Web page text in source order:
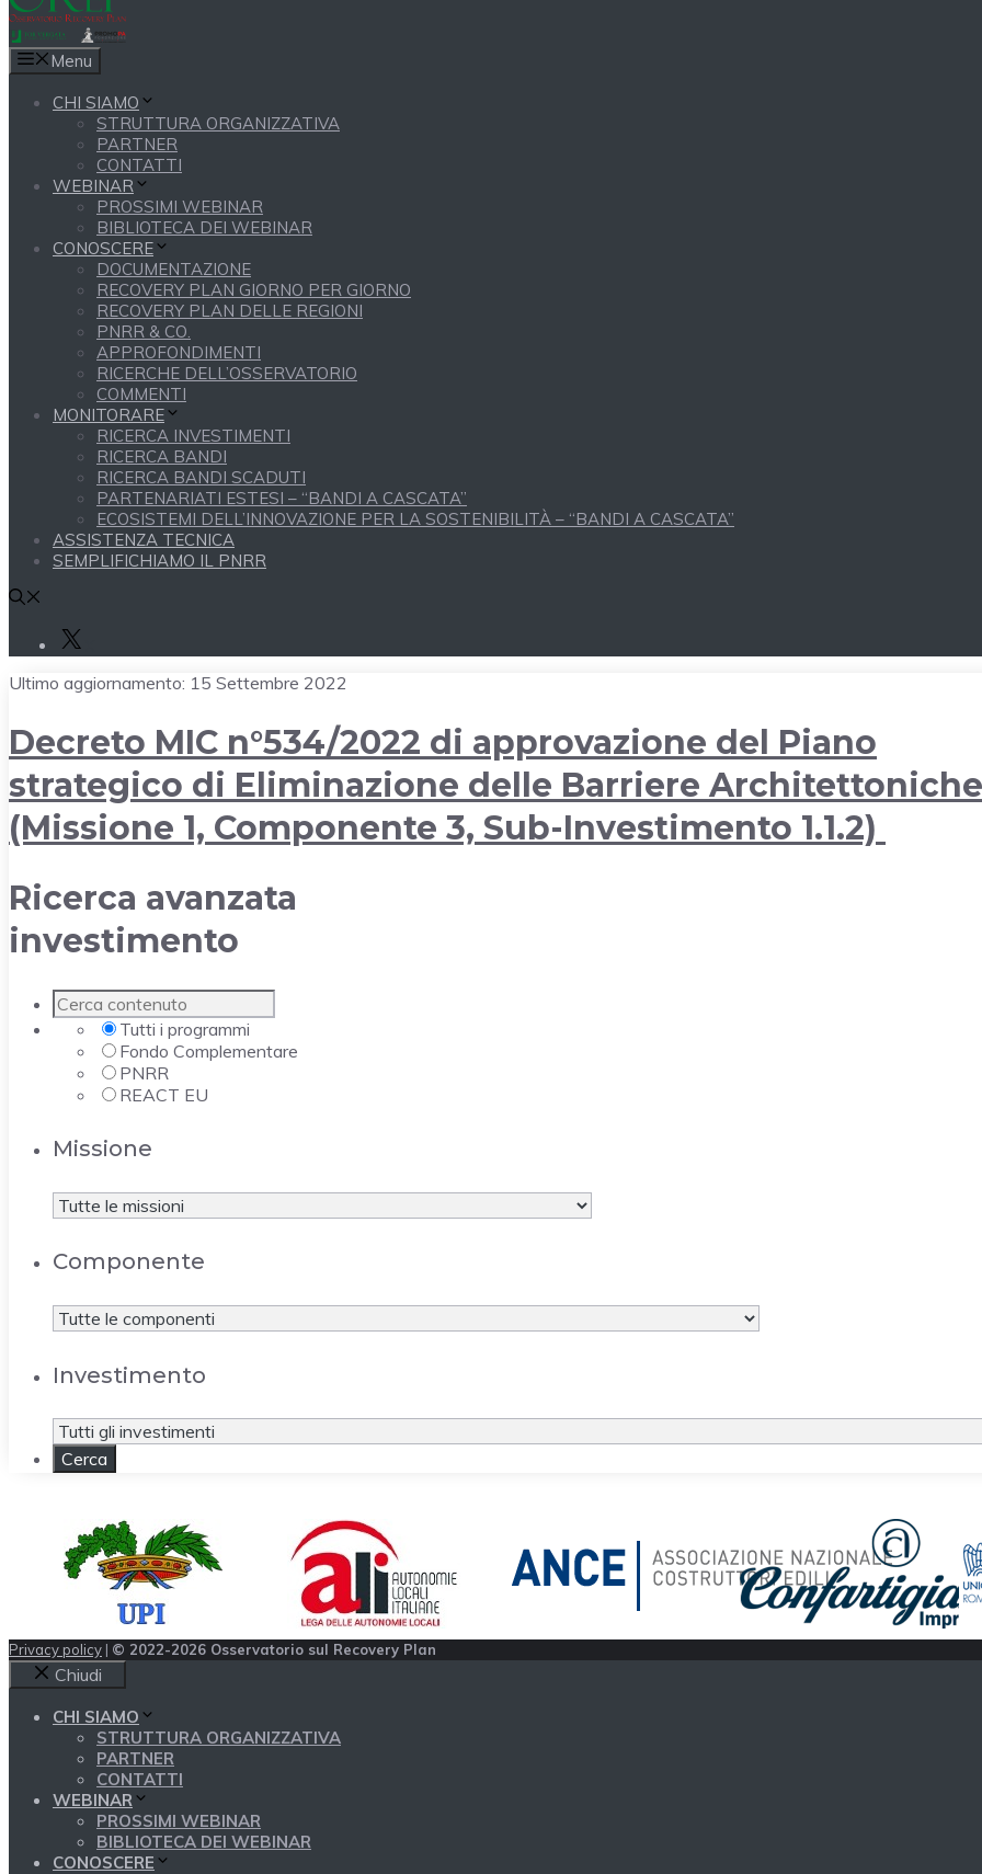
Menu
CHI SIAMO
STRUTTURA ORGANIZZATIVA
PARTNER
CONTATTI
WEBINAR
PROSSIMI WEBINAR
BIBLIOTECA DEI WEBINAR
CONOSCERE
DOCUMENTAZIONE
RECOVERY PLAN GIORNO PER GIORNO
RECOVERY PLAN DELLE REGIONI
PNRR & CO.
APPROFONDIMENTI
RICERCHE DELL’OSSERVATORIO
COMMENTI
MONITORARE
RICERCA INVESTIMENTI
RICERCA BANDI
RICERCA BANDI SCADUTI
PARTENARIATI ESTESI – “BANDI A CASCATA”
ECOSISTEMI DELL’INNOVAZIONE PER LA SOSTENIBILITÀ – “BANDI A CASCATA”
ASSISTENZA TECNICA
SEMPLIFICHIAMO IL PNRR
Ultimo aggiornamento: 15 Settembre 2022
Decreto MIC n°534/2022 di approvazione del Piano
strategico di Eliminazione delle Barriere Architettoniche
(Missione 1, Componente 3, Sub-Investimento 1.1.2)
Ricerca avanzata
investimento
Tutti i programmi
Fondo Complementare
PNRR
REACT EU
Missione
Componente
Investimento
Privacy policy | © 2022-2026 Osservatorio sul Recovery Plan
Chiudi
CHI SIAMO
STRUTTURA ORGANIZZATIVA
PARTNER
CONTATTI
WEBINAR
PROSSIMI WEBINAR
BIBLIOTECA DEI WEBINAR
CONOSCERE